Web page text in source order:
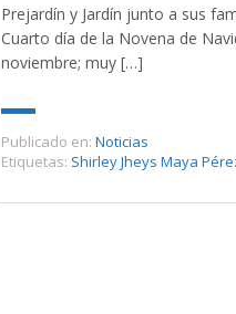
Prejardín y Jardín junto a sus
Cuarto día de la Novena de
noviembre; muy […]
Publicado en: Noticias
Etiquetas: Shirley Jheys Maya